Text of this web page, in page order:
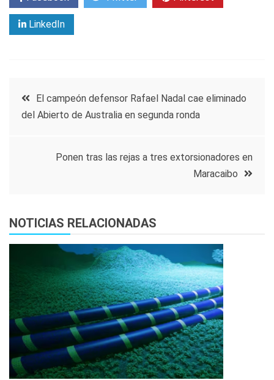
LinkedIn
Navegación
entradas
El campeón defensor Rafael Nadal cae eliminado
del Abierto de Australia en segunda ronda
Ponen tras las rejas a tres extorsionadores en
Maracaibo
NOTICIAS RELACIONADAS